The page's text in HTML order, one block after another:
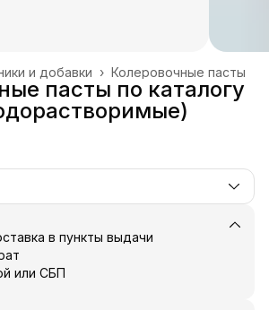
Колеровочные пасты
и добавки ›
пасты по каталогу
в пункты выдачи
или СБП